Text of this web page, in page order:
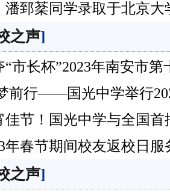
郅棻同学录取于北京
之声]
“市长杯”2023年南安市
前行——国光中学举行
佳节！国光中学与全国
年春节期间校友返校日
之声]